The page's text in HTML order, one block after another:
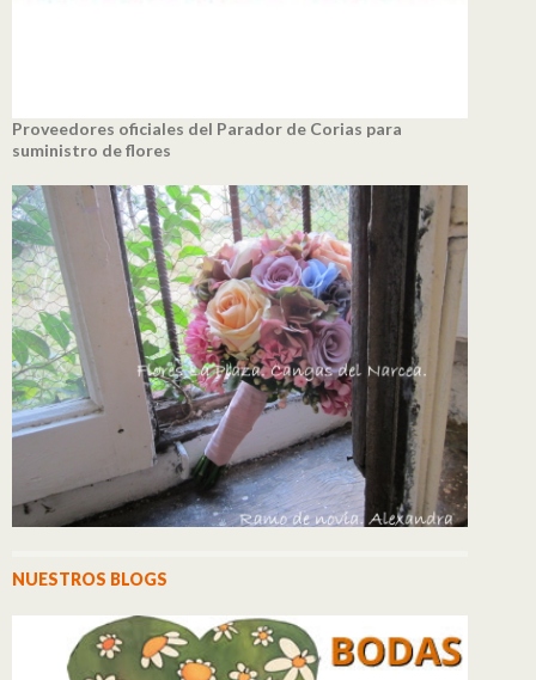
Proveedores oficiales del Parador de Corias para
suministro de flores
NUESTROS BLOGS